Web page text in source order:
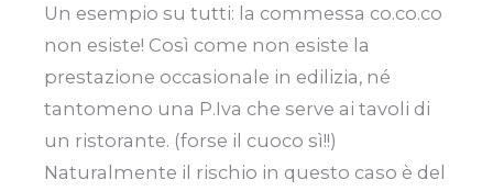
Un esempio su tutti: la commessa co.co.co
non esiste! Così come non esiste la
prestazione occasionale in edilizia, né
tantomeno una P.Iva che serve ai tavoli di
un ristorante. (forse il cuoco sì!!)
Naturalmente il rischio in questo caso è del